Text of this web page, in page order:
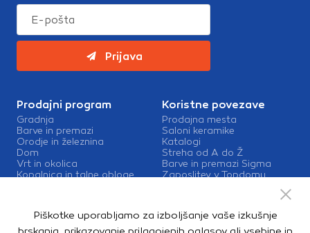
Prijava
Prodajni program
Gradnja
Barve in premazi
Orodje in železnina
Dom
Vrt in okolica
Kopalnica in talne obloge
Koristne povezave
Prodajna mesta
Saloni keramike
Katalogi
Streha od A do Ž
Barve in premazi Sigma
Zaposlitev v Topdomu
Storitve
Izris kopalnic
Piškotke uporabljamo za izboljšanje vaše izkušnje